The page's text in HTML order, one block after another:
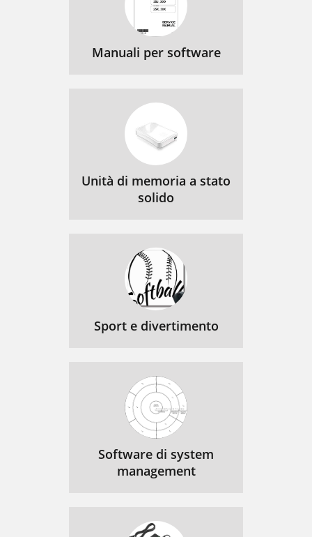
Manuali per software
Unità di memoria a stato
solido
Sport e divertimento
Software di system
management